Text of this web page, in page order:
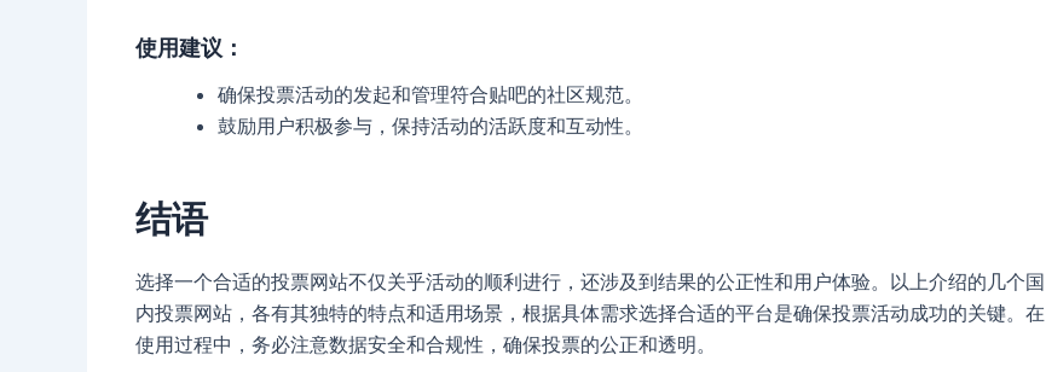
使用建议 ：
确保投票活动的发起和管理符合贴吧的社区规范。
鼓励用户积极参与，保持活动的活跃度和互动性。
结语
选择一个合适的投票网站不仅关乎活动的顺利进行，还涉及到结果的公正性和用户体验。以上介绍的几个国
内投票网站，各有其独特的特点和适用场景，根据具体需求选择合适的平台是确保投票活动成功的关键。在
使用过程中，务必注意数据安全和合规性，确保投票的公正和透明。